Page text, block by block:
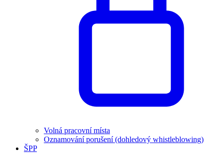
Volná pracovní místa
Oznamování porušení (dohledový whistleblowing)
ŠPP